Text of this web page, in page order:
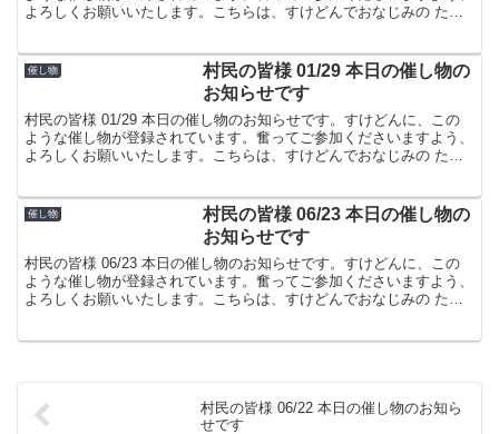
よろしくお願いいたします。こちらは、すけどんでおなじみの たま
催し物
村民の皆様 01/29 本日の催し物の
お知らせです
村民の皆様 01/29 本日の催し物のお知らせです。すけどんに、この
ような催し物が登録されています。奮ってご参加くださいますよう、
よろしくお願いいたします。こちらは、すけどんでおなじみの たま
催し物
村民の皆様 06/23 本日の催し物の
お知らせです
村民の皆様 06/23 本日の催し物のお知らせです。すけどんに、この
ような催し物が登録されています。奮ってご参加くださいますよう、
よろしくお願いいたします。こちらは、すけどんでおなじみの たま
村民の皆様 06/22 本日の催し物のお知ら
せです